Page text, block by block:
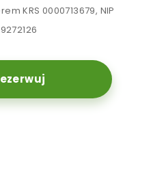
KRS 0000713679, NIP